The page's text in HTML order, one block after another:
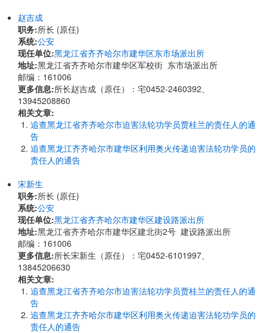
赵吉成
职务:所长 (原任)
系统:公安
现任单位:黑龙江省齐齐哈尔市建华区东市场派出所
地址:黑龙江省齐齐哈尔市建华区军校街 东市场派出所
邮编：161006
更多信息:所长赵吉成（原任）：宅0452-2460392、
13945208860
相关文章:
追查黑龙江省齐齐哈尔市迫害法轮功学员贾桂兰的责任人的通
告
追查黑龙江齐齐哈尔市建华区利用奥火传递迫害法轮功学员的
责任人的通告
宋新生
职务:所长 (原任)
系统:公安
现任单位:黑龙江省齐齐哈尔市建华区建设路派出所
地址:黑龙江省齐齐哈尔市建华区建北街2号 建设路派出所
邮编：161006
更多信息:所长宋新生（原任）：宅0452-6101997、
13845206630
相关文章:
追查黑龙江省齐齐哈尔市迫害法轮功学员贾桂兰的责任人的通
告
追查黑龙江齐齐哈尔市建华区利用奥火传递迫害法轮功学员的
责任人的通告